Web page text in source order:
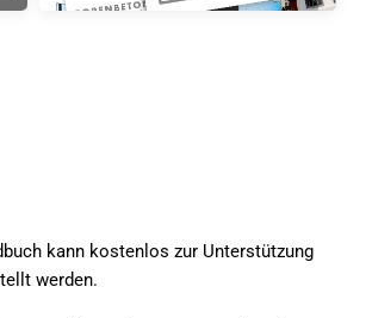
kann kostenlos zur Unterstützung
werden.